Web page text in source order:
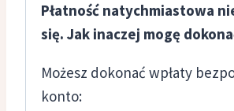
Płatność natychmiastowa
się. Jak inaczej mogę
Możesz dokonać wpłaty
konto: